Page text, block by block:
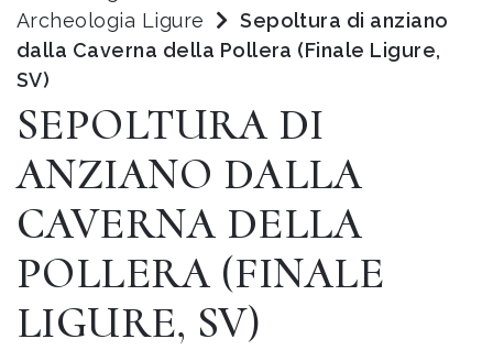
Archeologia Ligure
Sepoltura di anziano
dalla Caverna della Pollera (Finale Ligure,
SV)
SEPOLTURA DI
ANZIANO DALLA
CAVERNA DELLA
POLLERA (FINALE
LIGURE, SV)